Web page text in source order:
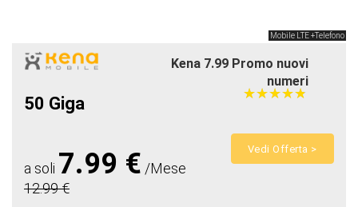
Mobile LTE +Telefono
Kena 7.99 Promo nuovi
numeri
50 Giga
★★★★★
★★★★★
a soli 7.99 € /Mese
12.99 €
Vedi Offerta >